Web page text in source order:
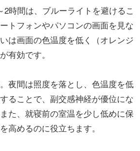
時間は、ブルーライトを避けるこ
トフォンやパソコンの画面を見な
は画面の色温度を低く（オレンジ
有効です。
夜間は照度を落とし、色温度を低
ることで、副交感神経が優位にな
た、就寝前の室温を少し低めに保
高めるのに役立ちます。